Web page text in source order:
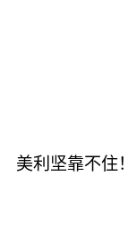
美利坚靠不住